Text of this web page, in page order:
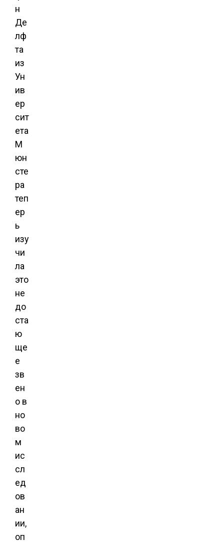
н
Де
лф
та
из
Ун
ив
ер
сит
ета
М
юн
сте
ра
теп
ер
ь
изу
чи
ла
это
не
до
ста
ю
ще
е
зв
ен
о в
но
во
м
ис
сл
ед
ов
ан
ии,
оп